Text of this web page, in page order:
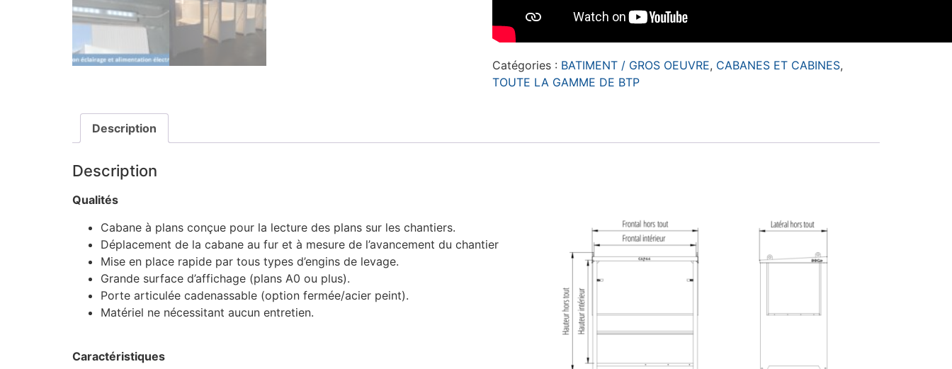
Catégories : BATIMENT / GROS OEUVRE, CABANES ET CABINES,
TOUTE LA GAMME DE BTP
Description
Description
Qualités
Cabane à plans conçue pour la lecture des plans sur les chantiers.
Déplacement de la cabane au fur et à mesure de l’avancement du chantier
Mise en place rapide par tous types d’engins de levage.
Grande surface d’affichage (plans A0 ou plus).
Porte articulée cadenassable (option fermée/acier peint).
Matériel ne nécessitant aucun entretien.
Caractéristiques